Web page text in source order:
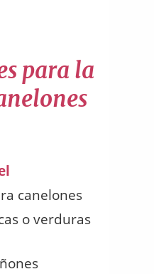
para la
canelones
o verduras